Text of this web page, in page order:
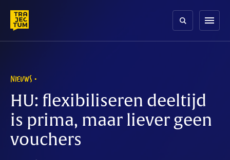
content
menu
NIEUWS
HU: flexibiliseren deeltijd
is prima, maar liever geen
vouchers